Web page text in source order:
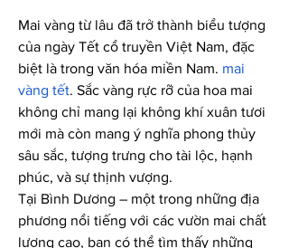
Mai vàng từ lâu đã trở thành biểu tượng
của ngày Tết cổ truyền Việt Nam, đặc
biệt là trong văn hóa miền Nam. mai
vàng tết. Sắc vàng rực rỡ của hoa mai
không chỉ mang lại không khí xuân tươi
mới mà còn mang ý nghĩa phong thủy
sâu sắc, tượng trưng cho tài lộc, hạnh
phúc, và sự thịnh vượng.
Tại Bình Dương – một trong những địa
phương nổi tiếng với các vườn mai chất
lượng cao, bạn có thể tìm thấy những